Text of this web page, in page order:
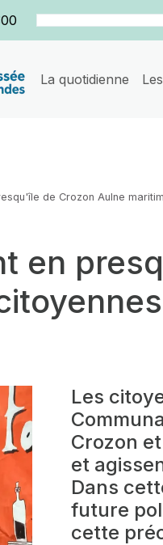
La quotidienne
de Crozon Aulne
en
Les
Crozon
et
Dans
future
cette